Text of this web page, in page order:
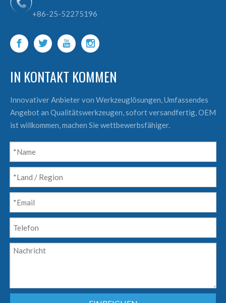
+86-25-52275196
IN KONTAKT KOMMEN
Innovativer Anbieter von Werkzeuglösungen, Umfassendes
Angebot an Qualitätswerkzeugen, sofort versandfertig, OEM
ist willkommen, machen Sie wettbewerbsfähiger.